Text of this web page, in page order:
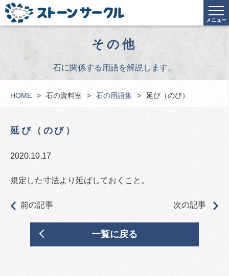
メニュー
その他
石に関係する用語を解説します。
HOME 石の資料室 石の用語集 延び（のび）
延び（のび）
2020.10.17
規定した寸法より延ばしておくこと。
前の記事 次の記事
一覧に戻る